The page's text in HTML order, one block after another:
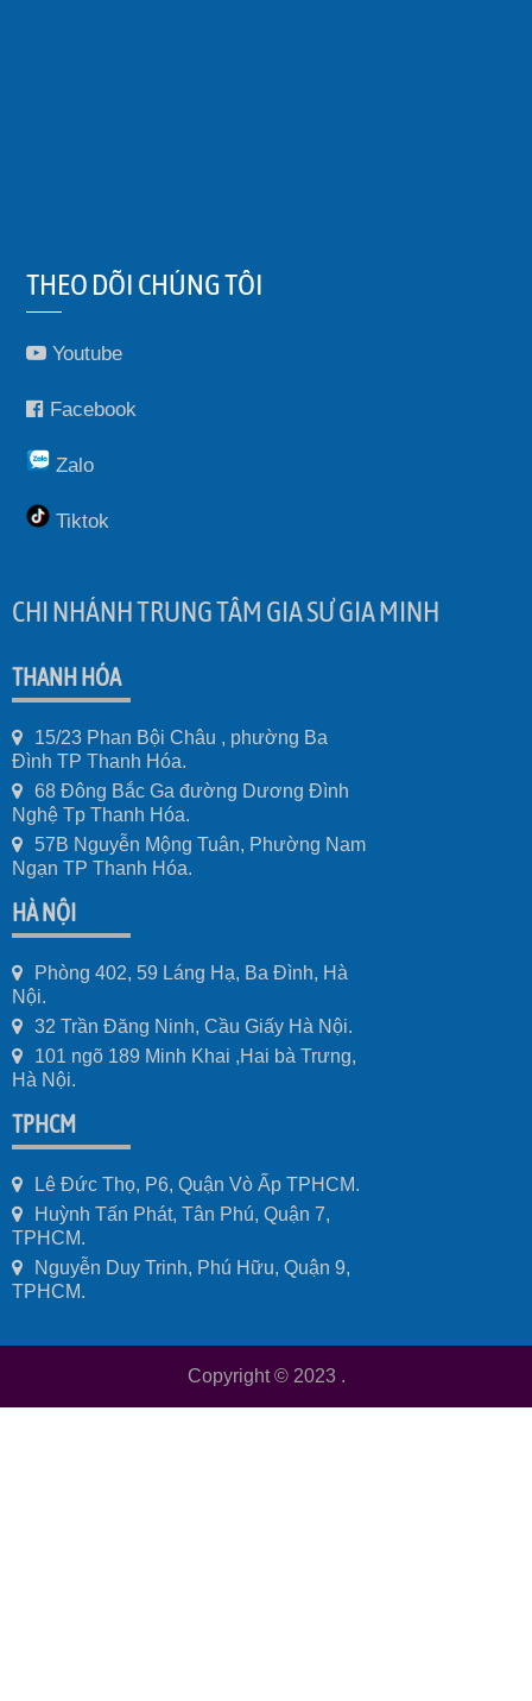
THEO DÕI CHÚNG TÔI
Youtube
Facebook
Zalo
Tiktok
CHI NHÁNH TRUNG TÂM GIA SƯ GIA MINH
THANH HÓA
15/23 Phan Bội Châu , phường Ba
Đình TP Thanh Hóa.
68 Đông Bắc Ga đường Dương Đình
Nghệ Tp Thanh Hóa.
57B Nguyễn Mộng Tuân, Phường Nam
Ngạn TP Thanh Hóa.
HÀ NỘI
Phòng 402, 59 Láng Hạ, Ba Đình, Hà
Nội.
32 Trần Đăng Ninh, Cầu Giấy Hà Nội.
101 ngõ 189 Minh Khai ,Hai bà Trưng,
Hà Nội.
TPHCM
Lê Đức Thọ, P6, Quận Vò Ấp TPHCM.
Huỳnh Tấn Phát, Tân Phú, Quận 7,
TPHCM.
Nguyễn Duy Trinh, Phú Hữu, Quận 9,
TPHCM.
Copyright © 2023 .